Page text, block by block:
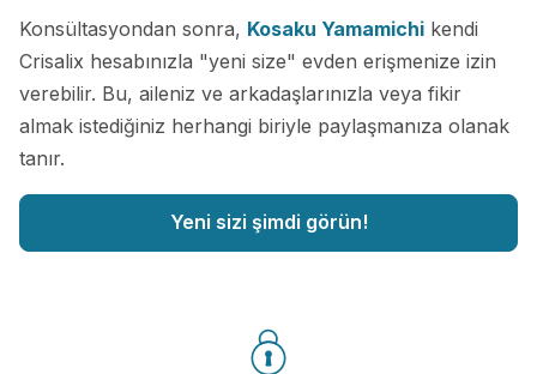
Konsültasyondan sonra, Kosaku Yamamichi kendi
Crisalix hesabınızla "yeni size" evden erişmenize izin
verebilir. Bu, aileniz ve arkadaşlarınızla veya fikir
almak istediğiniz herhangi biriyle paylaşmanıza olanak
tanır.
Yeni sizi şimdi görün!